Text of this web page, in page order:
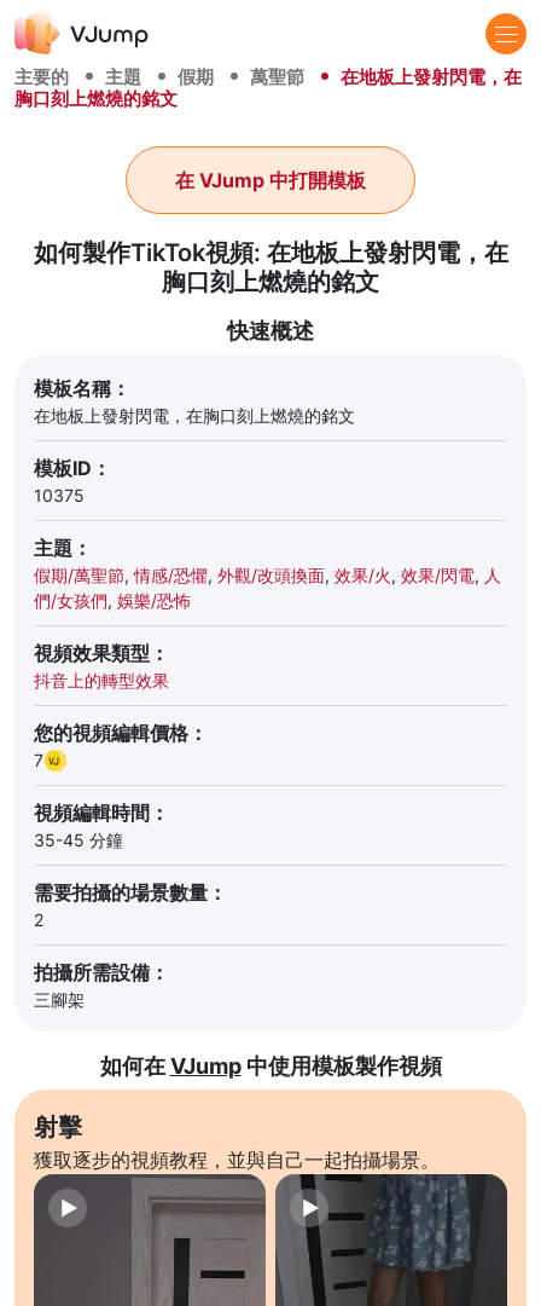
主要的 主題 假期 萬聖節
在地板上發射閃電，在
胸口刻上燃燒的銘文
如何製作TikTok視頻: 在地板上發射閃電，在
胸口刻上燃燒的銘文
在 VJump 中打開模板
快速概述
模板名稱：
在地板上發射閃電，在胸口刻上燃燒的銘文
模板ID：
10375
主題：
假期/萬聖節,情感/恐懼, 外觀/改頭換面, 效果/火, 效果/閃電, 人
們/女孩們, 娛樂/恐怖
視頻效果類型：
抖音上的轉型效果
您的視頻編輯價格：
7
視頻編輯時間：
35-45 分鐘
需要拍攝的場景數量：
2
拍攝所需設備：
三腳架
如何在VJump中使用模板製作視頻
射擊
獲取逐步的視頻教程，並與自己一起拍攝場景。